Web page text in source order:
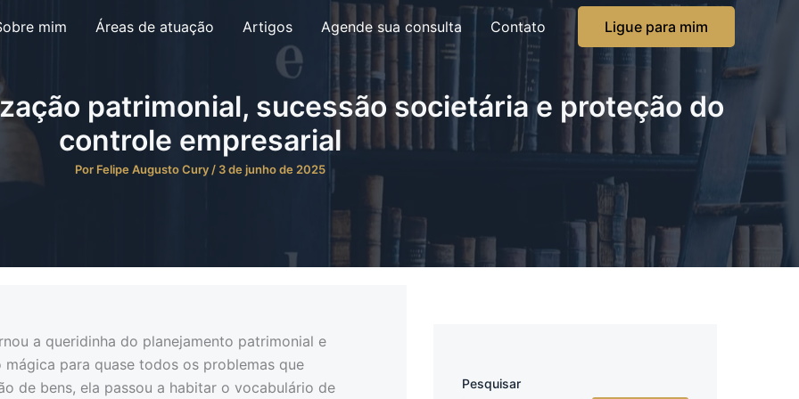
mim Áreas de atuação Artigos Agende sua consulta Contato Ligue para mim
patrimonial, sucessão societária e proteção do
controle empresarial
Por Felipe Augusto Cury / 3 de junho de 2025
a queridinha do planejamento patrimonial e
para quase todos os problemas que
de bens, ela passou a habitar o vocabulário de
Pesquisar